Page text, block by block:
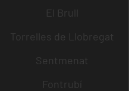
El Brull
Torrelles de Llobregat
Sentmenat
Fontrubí